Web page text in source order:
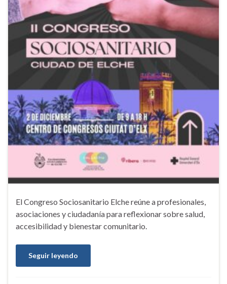
El Congreso Sociosanitario Elche reúne a profesionales,
asociaciones y ciudadanía para reflexionar sobre salud,
accesibilidad y bienestar comunitario.
Seguir leyendo